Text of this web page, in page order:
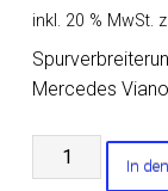
inkl. 20 % MwSt.
Mercedes
Set
In